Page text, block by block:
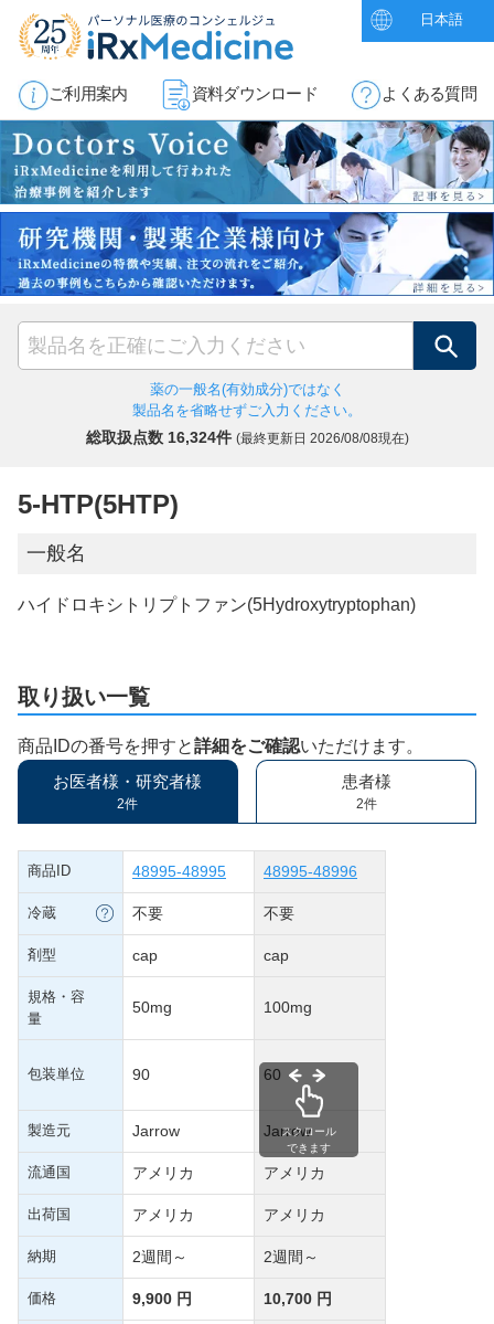
日本語
ご利用案内 資料ダウンロード よくある質問
検索
薬の一般名(有効成分)ではなく
製品名を省略せずご入力ください。
総取扱点数 16,324件 (最終更新日 2026/08/08現在)
5-HTP(5HTP)
一般名
ハイドロキシトリプトファン(5Hydroxytryptophan)
取り扱い一覧
商品IDの番号を押すと詳細をご確認いただけます。
お医者様・研究者様
2件
患者様
2件
商品ID 48995-48995 48995-48996
冷蔵 不要 不要
剤型 cap cap
規格・容
量
50mg 100mg
包装単位 90 60
製造元 Jarrow Jarrow
流通国 アメリカ アメリカ
出荷国 アメリカ アメリカ
納期 2週間～ 2週間～
価格 9,900 円 10,700 円
スクロール
できます